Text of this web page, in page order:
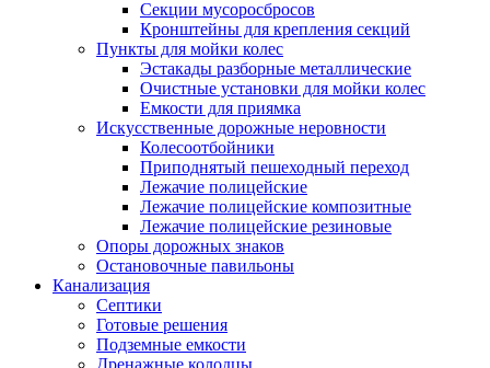
Секции мусоросбросов
Кронштейны для крепления секций
Пункты для мойки колес
Эстакады разборные металлические
Очистные установки для мойки колес
Емкости для приямка
Искусственные дорожные неровности
Колесоотбойники
Приподнятый пешеходный переход
Лежачие полицейские
Лежачие полицейские композитные
Лежачие полицейские резиновые
Опоры дорожных знаков
Остановочные павильоны
Канализация
Септики
Готовые решения
Подземные емкости